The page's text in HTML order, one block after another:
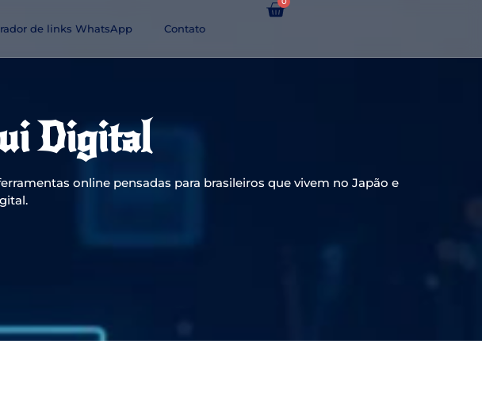
de links WhatsApp Contato
Digital
online pensadas para brasileiros que vivem no Japão e